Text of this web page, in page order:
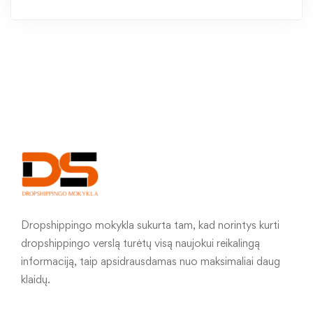
Dropshippingo mokykla sukurta tam, kad norintys kurti
dropshippingo verslą turėtų visą naujokui reikalingą
informaciją, taip apsidrausdamas nuo maksimaliai daug
klaidų.